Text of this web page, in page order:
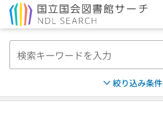
絞り込み条件